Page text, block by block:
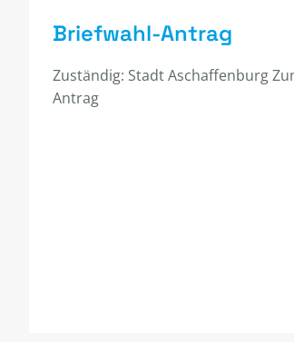
Briefwahl-Antrag
Zuständig: Stadt Aschaffenburg
Antrag